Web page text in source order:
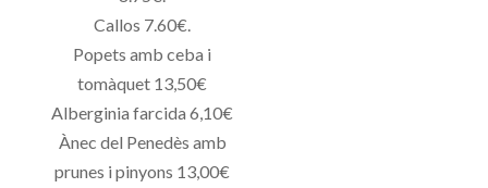
Callos 7.60€.
Popets amb ceba i
tomàquet 13,50€
Alberginia farcida 6,10€
Ànec del Penedès amb
prunes i pinyons 13,00€